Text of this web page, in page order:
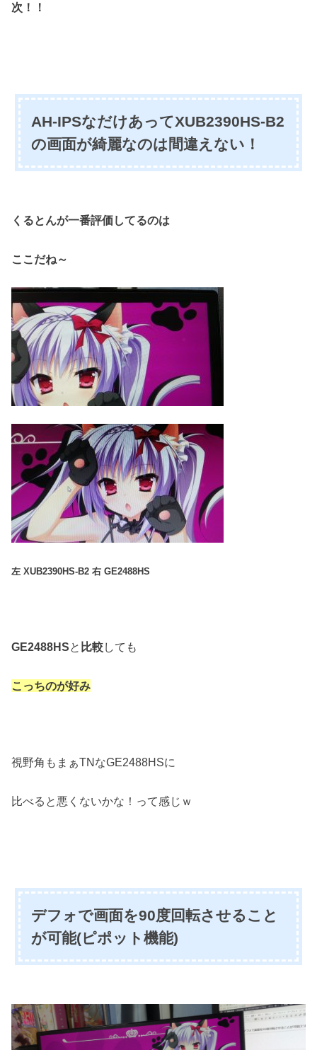
次！！
AH-IPSなだけあってXUB2390HS-B2
の画面が綺麗なのは間違えない！
くるとんが一番評価してるのは
ここだね～
左 XUB2390HS-B2 右 GE2488HS
GE2488HSと 比較しても
こっちのが好み
視野角もまぁTNなGE2488HSに
比べると悪くないかな！って感じｗ
デフォで画面を90度回転させること
が可能(ピポット機能)